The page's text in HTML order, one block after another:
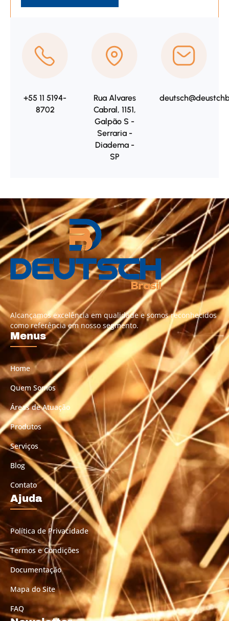
+55 11 5194-
8702
Rua Alvares
Cabral, 1151,
Galpão S -
Serraria -
Diadema -
SP
Alcançamos excelência em qualidade e somos reconhecidos
como referência em nosso segmento.
Menus
Home
Quem Somos
Áreas de Atuação
Produtos
Serviços
Blog
Contato
Ajuda
Política de Privacidade
Termos e Condições
Documentação
Mapa do Site
FAQ